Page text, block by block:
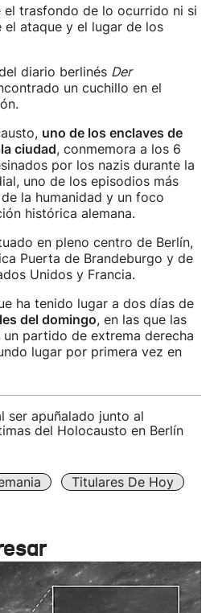
el trasfondo de lo ocurrido ni si
el ataque y el lugar de los
diario berlinés Der
un cuchillo en el
uno de los enclaves de
ciudad, conmemora a los 6
por los nazis durante la
uno de los episodios más
la humanidad y un foco
histórica alemana.
en pleno centro de Berlín,
Puerta de Brandeburgo y de
Unidos y Francia.
ha tenido lugar a dos días de
del domingo, en las que las
partido de extrema derecha
lugar por primera vez en
ser apuñalado junto al
del Holocausto en Berlín
Titulares De Hoy